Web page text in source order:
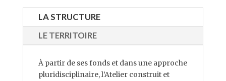
LA STRUCTURE
LE TERRITOIRE
À partir de ses fonds et dans une approche
pluridisciplinaire, l’Atelier construit et